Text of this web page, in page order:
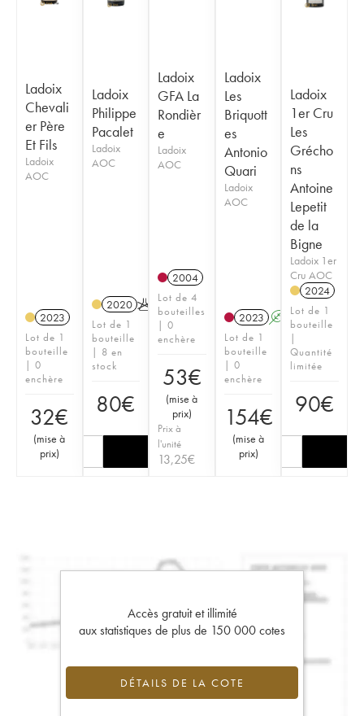
Ladoix
Chevali
er Père
Et Fils
Ladoix
AOC
2023
Lot de 1
bouteille
| 0
enchère
32€
(mise à
prix)
Ladoix
Philippe
Pacalet
Ladoix
AOC
2020 K
Lot de 1
bouteille
| 8 en
stock
80€
Ladoix
GFA La
Rondièr
e
Ladoix
AOC
2004
Lot de 4
bouteilles
| 0
enchère
53€
(mise à
prix)
Prix à
l'unité
13,25€
Ladoix
Les
Briquott
es
Antonio
Quari
Ladoix
AOC
2023 A
Lot de 1
bouteille
| 0
enchère
154€
(mise à
prix)
Ladoix
1er Cru
Les
Grécho
ns
Antoine
Lepetit
de la
Bigne
Ladoix 1er
Cru AOC
2024
Lot de 1
bouteille
|
Quantité
limitée
90€
Accès gratuit et illimité
aux statistiques de plus de 150 000 cotes
DÉTAILS DE LA COTE